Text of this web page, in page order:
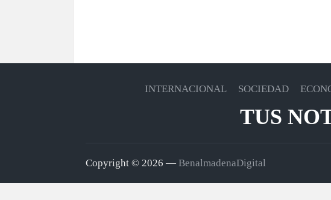
INTERNACIONAL SOCIEDAD
TUS
Copyright © 2026 — BenalmadenaDigital